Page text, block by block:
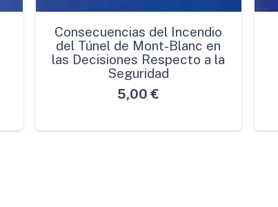
Consecuencias del Incendio
del Túnel de Mont-Blanc en
las Decisiones Respecto a la
Seguridad
5,00 €